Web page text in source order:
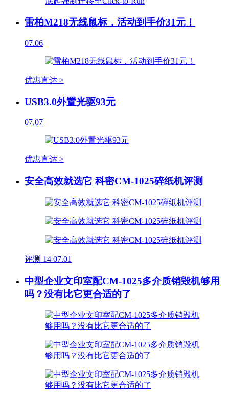
雷柏M218无线鼠标，活动到手价31元！
07.06
优惠直达 >
USB3.0外置光驱93元
07.07
优惠直达 >
安全高效就选它 科密CM-1025碎纸机评测
评测 14 07.01
中型企业文印室配CM-1025多介质销毁机够用
吗？没有比它更合适的了